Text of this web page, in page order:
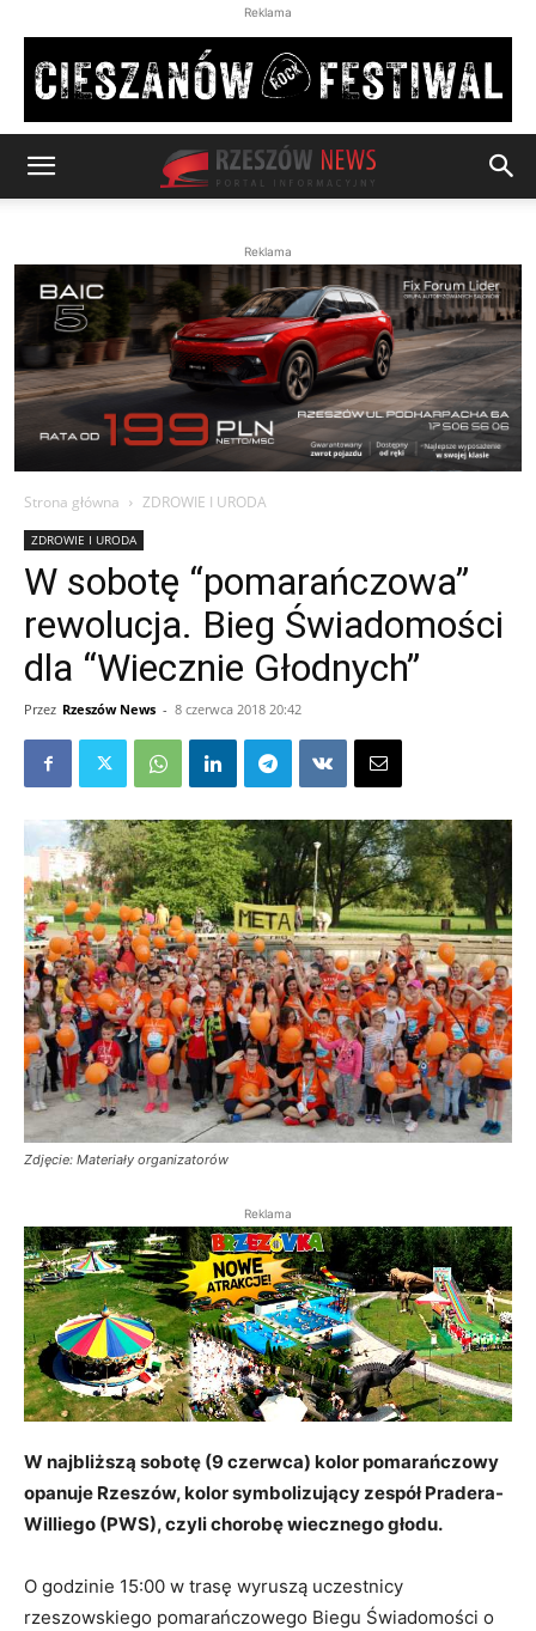
Reklama
Reklama
Strona główna ZDROWIE I URODA
ZDROWIE I URODA
W sobotę “pomarańczowa”
rewolucja. Bieg Świadomości
dla “Wiecznie Głodnych”
Przez Rzeszów News - 8 czerwca 2018 20:42
Zdjęcie: Materiały organizatorów
Reklama
W najbliższą sobotę (9 czerwca) kolor pomarańczowy
opanuje Rzeszów, kolor symbolizujący zespół Pradera-
Williego (PWS), czyli chorobę wiecznego głodu.
O godzinie 15:00 w trasę wyruszą uczestnicy
rzeszowskiego pomarańczowego Biegu Świadomości o